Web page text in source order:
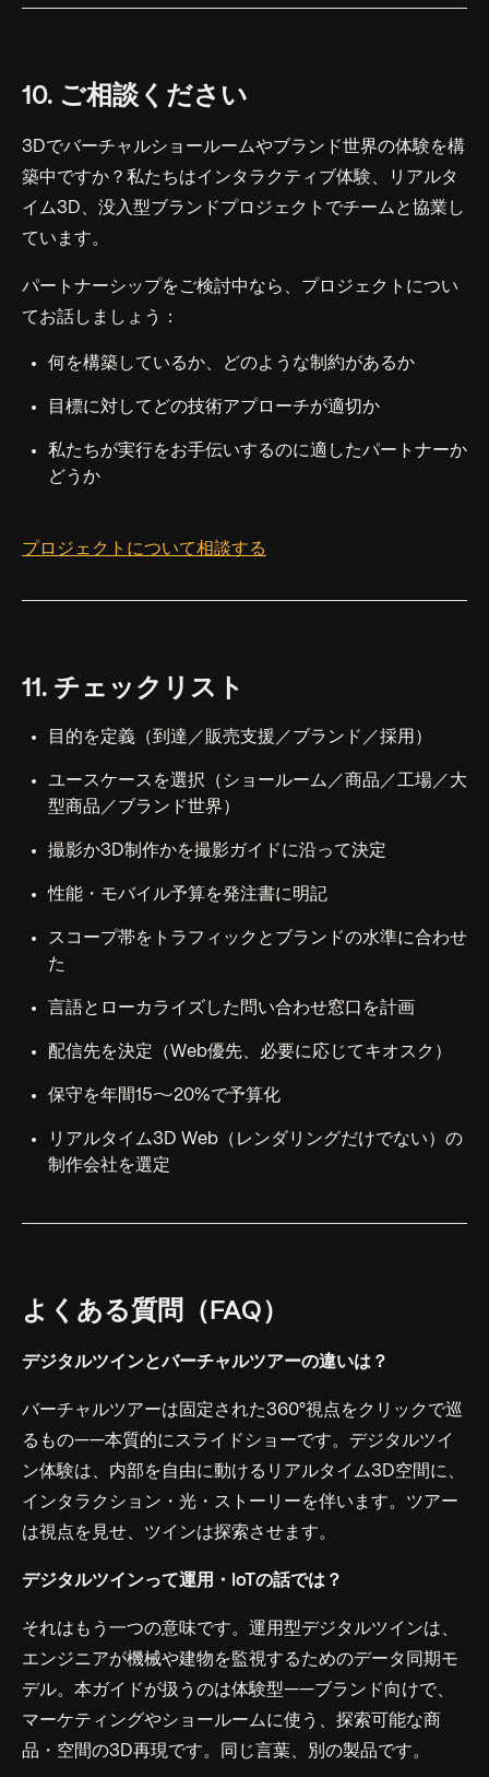
10. ご相談ください
3Dでバーチャルショールームやブランド世界の体験を構
築中ですか？私たちはインタラクティブ体験、リアルタ
イム3D、没入型ブランドプロジェクトでチームと協業し
ています。
パートナーシップをご検討中なら、プロジェクトについ
てお話しましょう：
何を構築しているか、どのような制約があるか
目標に対してどの技術アプローチが適切か
私たちが実行をお手伝いするのに適したパートナーか
どうか
プロジェクトについて相談する
11. チェックリスト
目的を定義（到達／販売支援／ブランド／採用）
ユースケースを選択（ショールーム／商品／工場／大
型商品／ブランド世界）
撮影か3D制作かを撮影ガイドに沿って決定
性能・モバイル予算を発注書に明記
スコープ帯をトラフィックとブランドの水準に合わせ
た
言語とローカライズした問い合わせ窓口を計画
配信先を決定（Web優先、必要に応じてキオスク）
保守を年間15〜20%で予算化
リアルタイム3D Web（レンダリングだけでない）の
制作会社を選定
よくある質問（FAQ）
デジタルツインとバーチャルツアーの違いは？
バーチャルツアーは固定された360°視点をクリックで巡
るもの——本質的にスライドショーです。デジタルツイ
ン体験は、内部を自由に動けるリアルタイム3D空間に、
インタラクション・光・ストーリーを伴います。ツアー
は視点を見せ、ツインは探索させます。
デジタルツインって運用・IoTの話では？
それはもう一つの意味です。運用型デジタルツインは、
エンジニアが機械や建物を監視するためのデータ同期モ
デル。本ガイドが扱うのは体験型——ブランド向けで、
マーケティングやショールームに使う、探索可能な商
品・空間の3D再現です。同じ言葉、別の製品です。